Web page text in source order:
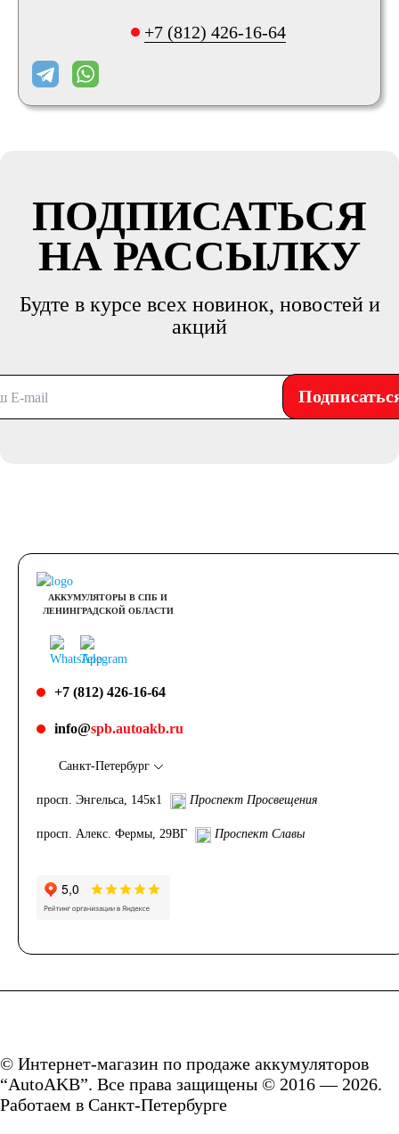
+7 (812) 426-16-64
ПОДПИСАТЬСЯ
НА РАССЫЛКУ
Будте в курсе всех новинок, новостей и
акций
АККУМУЛЯТОРЫ В СПБ И
ЛЕНИНГРАДСКОЙ ОБЛАСТИ
+7 (812) 426-16-64
info@spb.autoakb.ru
Санкт-Петербург
просп. Энгельса, 145к1 Проспект Просвещения
просп. Алекс. Фермы, 29ВГ Проспект Славы
© Интернет-магазин по продаже аккумуляторов
“AutoAKB”. Все права защищены © 2016 — 2026.
Работаем в Санкт-Петербурге